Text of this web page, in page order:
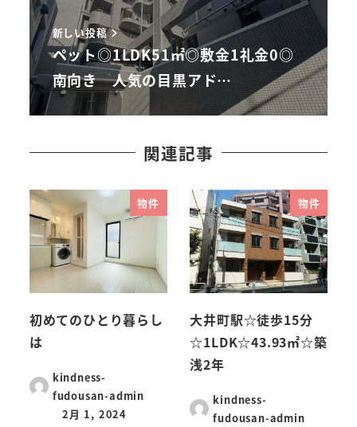
新しい投稿
ペット◎1LDK51㎡◎敷金1礼金0◎
南向き 人気の目黒アド…
関連記事
物件
初めてのひとり暮らし
は
kindness-
fudousan-admin
2月 1, 2024
物件
大井町駅☆徒歩15分
☆1LDK☆43.93㎡☆築
浅2年
kindness-
fudousan-admin